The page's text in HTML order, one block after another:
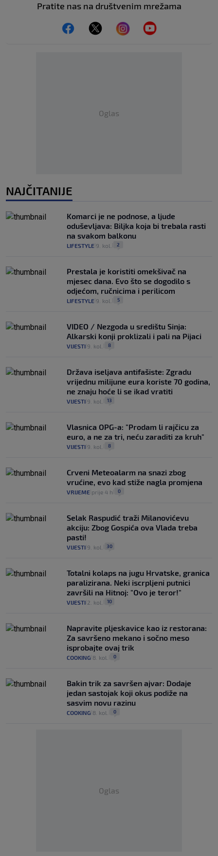
Pratite nas na društvenim mrežama
Oglas
NAJČITANIJE
Komarci je ne podnose, a ljude
oduševljava: Biljka koja bi trebala rasti
na svakom balkonu
LIFESTYLE 9. kol. 2
Prestala je koristiti omekšivač na
mjesec dana. Evo što se dogodilo s
odjećom, ručnicima i perilicom
LIFESTYLE 9. kol. 5
VIDEO / Nezgoda u središtu Sinja:
Alkarski konji proklizali i pali na Pijaci
VIJESTI 9. kol. 8
Država iseljava antifašiste: Zgradu
vrijednu milijune eura koriste 70 godina,
ne znaju hoće li se ikad vratiti
VIJESTI 9. kol. 13
Vlasnica OPG-a: "Prodam li rajčicu za
euro, a ne za tri, neću zaraditi za kruh"
VIJESTI 9. kol. 8
Crveni Meteoalarm na snazi zbog
vrućine, evo kad stiže nagla promjena
VRIJEME prije 4 h 0
Selak Raspudić traži Milanovićevu
akciju: Zbog Gospića ova Vlada treba
pasti!
VIJESTI 9. kol. 30
Totalni kolaps na jugu Hrvatske, granica
paralizirana. Neki iscrpljeni putnici
završili na Hitnoj: "Ovo je teror!"
VIJESTI 2. kol. 10
Napravite pljeskavice kao iz restorana:
Za savršeno mekano i sočno meso
isprobajte ovaj trik
COOKING 8. kol. 0
Bakin trik za savršen ajvar: Dodaje
jedan sastojak koji okus podiže na
sasvim novu razinu
COOKING 8. kol. 0
Oglas